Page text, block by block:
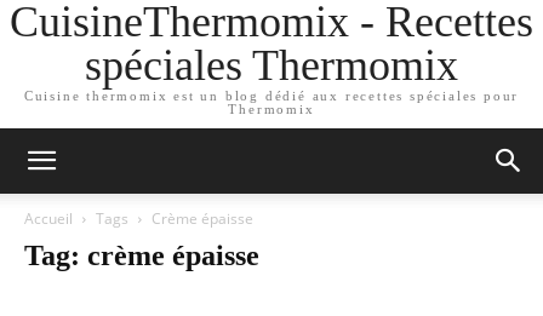
CuisineThermomix - Recettes
spéciales Thermomix
Cuisine thermomix est un blog dédié aux recettes spéciales pour
Thermomix
Accueil Tags Crème épaisse
Tag: crème épaisse